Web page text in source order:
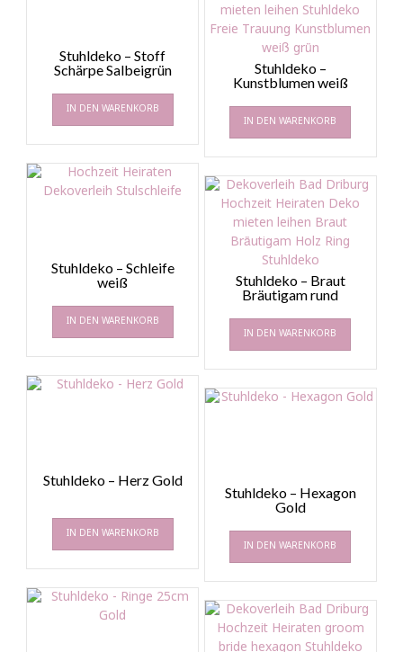
Stuhldeko – Stoff
Schärpe Salbeigrün
IN DEN WARENKORB
Stuhldeko –
Kunstblumen weiß
IN DEN WARENKORB
Stuhldeko – Schleife
weiß
IN DEN WARENKORB
Stuhldeko – Braut
Bräutigam rund
IN DEN WARENKORB
Stuhldeko – Herz Gold
IN DEN WARENKORB
Stuhldeko – Hexagon
Gold
IN DEN WARENKORB